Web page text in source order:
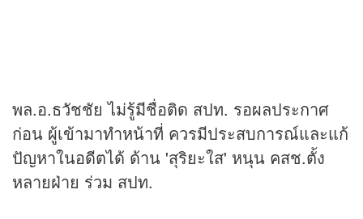
พล.อ.ธวัชชัย ไม่รู้มีชื่อติด สปท. รอผลประกาศ
ก่อน ผู้เข้ามาทำหน้าที่ ควรมีประสบการณ์และแก้
ปัญหาในอดีตได้ ด้าน 'สุริยะใส' หนุน คสช.ตั้ง
หลายฝ่าย ร่วม สปท.